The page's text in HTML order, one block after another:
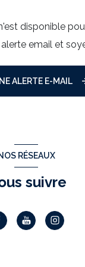
disponible
email et
ALERTE E-MAIL
RÉSEAUX
suivre